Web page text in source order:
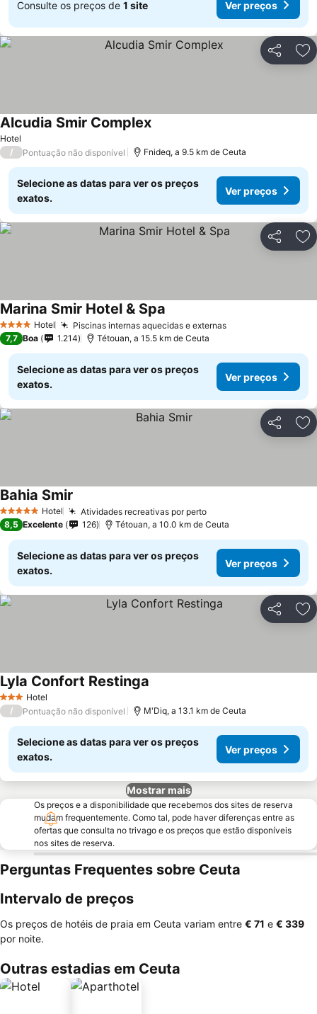
Consulte os preços de 1 site Ver preços
Partilhar
Hotel
Alcudia Smir Complex
/ Pontuação não disponível Fnideq, a 9.5 km de Ceuta
Selecione as datas para ver os preços
exatos.
Ver preços
Partilhar
4 EstrelasHotel Piscinas internas aquecidas e externas
Marina Smir Hotel & Spa
7,7 Boa 1.214 Tétouan, a 15.5 km de Ceuta
Selecione as datas para ver os preços
exatos.
Ver preços
Partilhar
5 Estrelas Hotel Atividades recreativas por perto
Bahia Smir
8,5 Excelente 126 Tétouan, a 10.0 km de Ceuta
Selecione as datas para ver os preços
exatos.
Ver preços
Partilhar
3 EstrelasHotel
Lyla Confort Restinga
/ Pontuação não disponível M'Diq, a 13.1 km de Ceuta
Selecione as datas para ver os preços
exatos.
Ver preços
Mostrar mais
Os preços e a disponibilidade que recebemos dos sites de reserva
mudam frequentemente. Como tal, pode haver diferenças entre as
ofertas que consulta no trivago e os preços que estão disponíveis
nos sites de reserva.
Perguntas Frequentes sobre Ceuta
Intervalo de preços
Os preços de hotéis de praia em Ceuta variam entre ‎€ 71 e ‎€ 339
por noite.
Outras estadias em Ceuta